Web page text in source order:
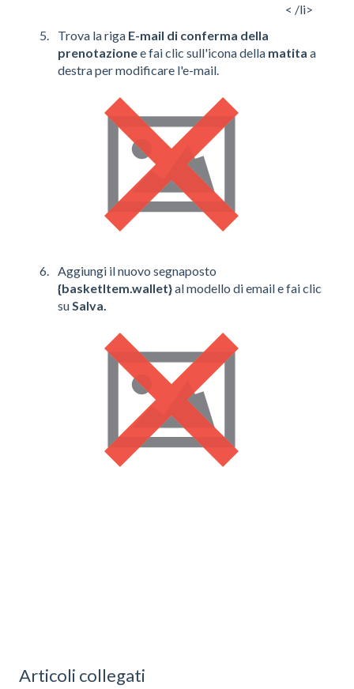
< /li>
Trova la riga E-mail di conferma della
prenotazionee fai clic sull'icona della matita a
destra per modificare l'e-mail.
Aggiungi il nuovo segnaposto
{basketItem.wallet}al modello di email e fai clic
suSalva.
Articoli collegati